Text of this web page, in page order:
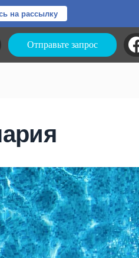
на рассылку
Отправьте запрос